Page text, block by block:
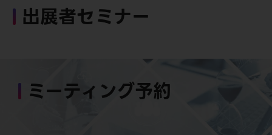
出展者セミナー
ミーティング予約